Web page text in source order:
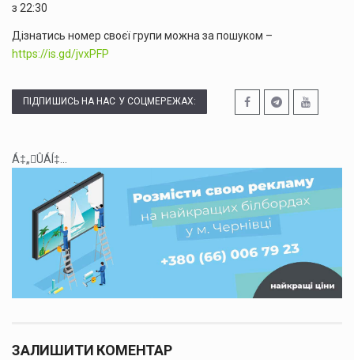
з 22:30
Дізнатись номер своєї групи можна за пошуком –
https://is.gd/jvxPFP
ПІДПИШИСЬ НА НАС У СОЦМЕРЕЖАХ:
Á‡„ÛÁÍ‡...
ЗАЛИШИТИ КОМЕНТАР